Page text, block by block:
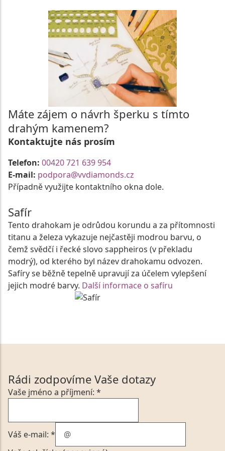
Máte zájem o návrh šperku s tímto
drahým kamenem?
Kontaktujte nás prosím
Telefon: 00420 721 639 954
E-mail: podpora@vvdiamonds.cz
Případně využijte kontaktního okna dole.
Safír
Tento drahokam je odrůdou korundu a za přítomnosti
titanu a železa vykazuje nejčastěji modrou barvu, o
čemž svědčí i řecké slovo sappheiros (v překladu
modrý), od kterého byl název drahokamu odvozen.
Safíry se běžně tepelně upravují za účelem vylepšení
jejich modré barvy. Další informace o safíru
Rádi zodpovíme Vaše dotazy
Vaše jméno a příjmení: *
Váš e-mail: *